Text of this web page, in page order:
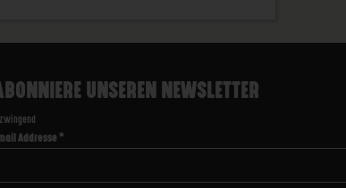
UNSEREN NEWSLETTER
zwingend
Addresse*